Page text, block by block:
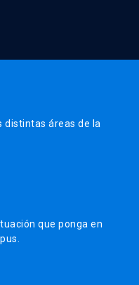
distintas áreas de la
que ponga en